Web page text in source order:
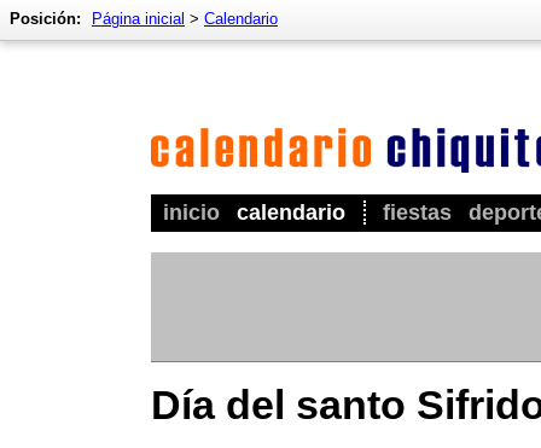
inicio calendario fiestas
Posición: Página inicial > Calendario
Día del santo